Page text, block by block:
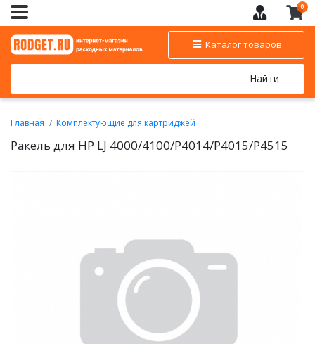
0
Каталог товаров
Найти
Главная
Комплектующие для картриджей
Ракель для HP LJ 4000/4100/P4014/P4015/P4515